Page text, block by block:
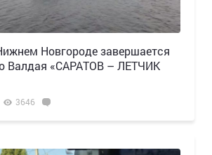
Новгороде завершается
Валдая «САРАТОВ – ЛЕТЧИК
3646